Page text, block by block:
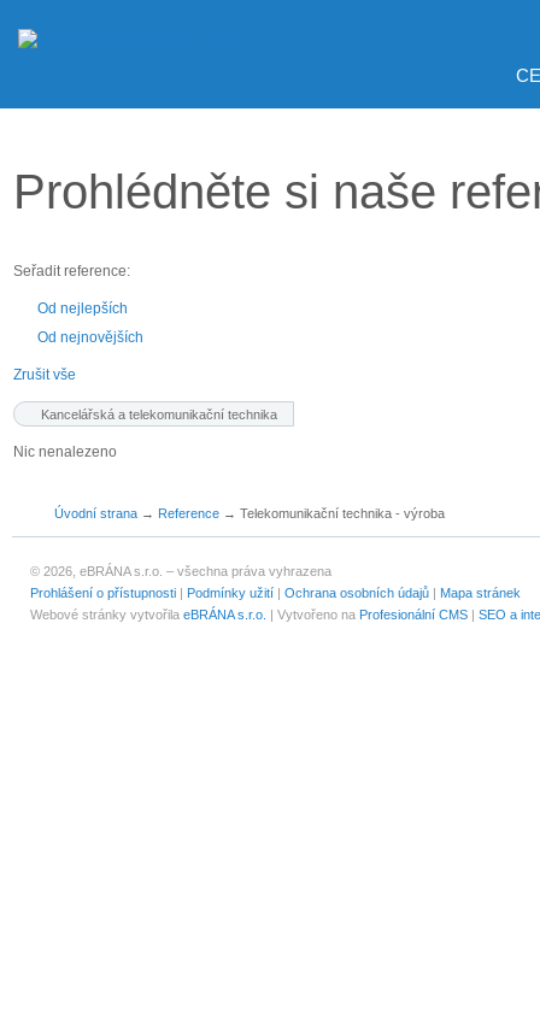
Prohlédněte si naše
Seřadit reference:
Od nejlepších
Od nejnovějších
Zrušit vše
Kancelářská a telekomunikační technika
Nic nenalezeno
Úvodní strana → Reference → Telekomunikační technika - výroba
© 2026, eBRÁNA s.r.o. – všechna práva vyhrazena
Prohlášení o přístupnosti | Podmínky užití | Ochrana osobních údajů | Mapa stránek
Webové stránky vytvořila eBRÁNA s.r.o. | Vytvořeno na Profesionální CMS | SEO a